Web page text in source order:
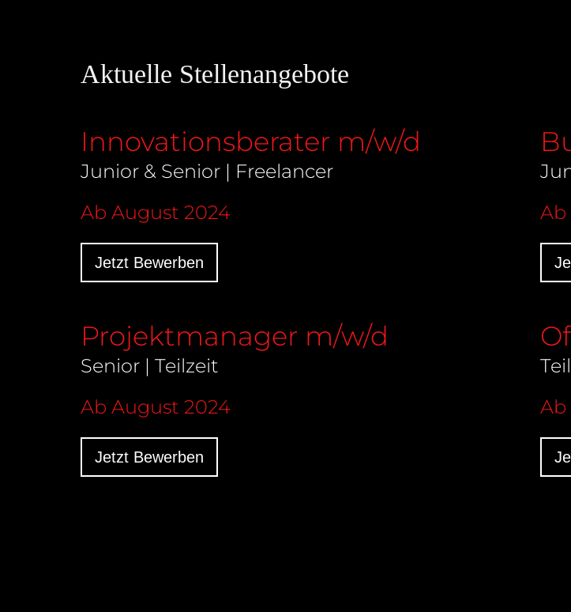
Aktuelle Stellenangebote
Innovationsberater m/w/d
Junior & Senior | Freelancer
Ab August 2024
Jetzt Bewerben
Ab
Projektmanager m/w/d
Senior | Teilzeit
Ab August 2024
Jetzt Bewerben
Ab